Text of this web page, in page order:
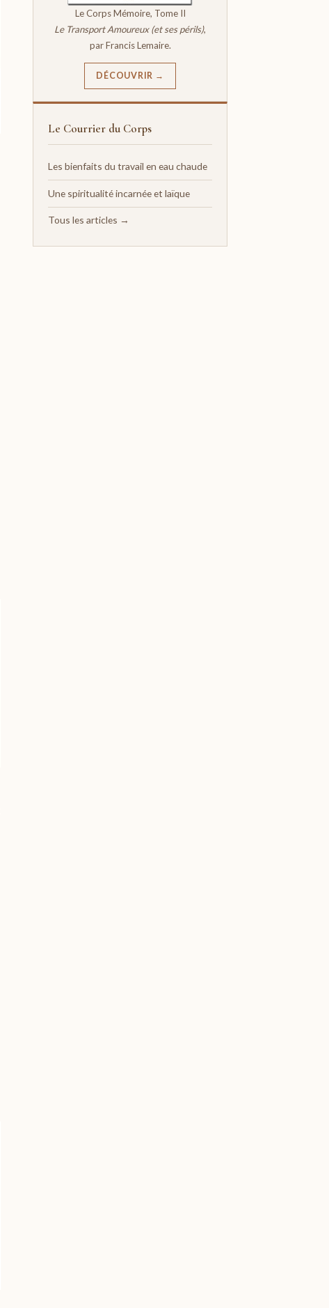
Le Corps Mémoire, Tome II
Le Transport Amoureux (et ses périls),
par Francis Lemaire.
DÉCOUVRIR →
Le Courrier du Corps
Les bienfaits du travail en eau chaude
Une spiritualité incarnée et laïque
Tous les articles →